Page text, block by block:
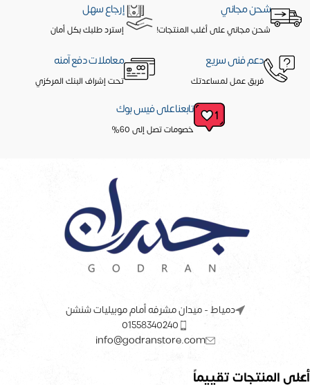
شحن مجاني
شحن مجاني على أغلب المنتجات!
إرجاع سهل
إسترد طلبك بكل أمان
دعم فنى سريع
فريق عمل لمساعدتك
معاملات دفع آمنه
تحت إشراف البنك المركزي
تابعنا على فيس بوك
خصومات تصل إلى 60%
دمياط - ميدان مشرفه أمام موبيليات شنشن
01558340240
info@godranstore.com
أعلى المنتجات تقييماً